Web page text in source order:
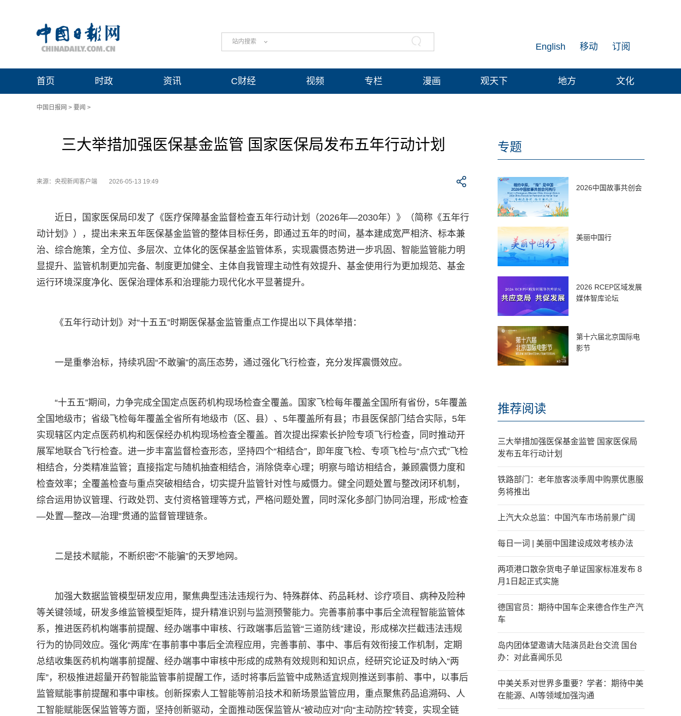
站内搜索 订阅
移动
English
首页 时政 资讯 C财经 视频 专栏 漫画 观天下 地方 文化
中国日报网 > 要闻 >
三大举措加强医保基金监管 国家医保局发布五年行动计划
来源：央视新闻客户端 2026-05-13 19:49
近日，国家医保局印发了《医疗保障基金监督检查五年行动计划（2026年—2030年）》（简称《五年行
动计划》），提出未来五年医保基金监管的整体目标任务，即通过五年的时间，基本建成宽严相济、标本兼
治、综合施策，全方位、多层次、立体化的医保基金监管体系，实现震慑态势进一步巩固、智能监管能力明
显提升、监管机制更加完备、制度更加健全、主体自我管理主动性有效提升、基金使用行为更加规范、基金
运行环境深度净化、医保治理体系和治理能力现代化水平显著提升。
《五年行动计划》对“十五五”时期医保基金监管重点工作提出以下具体举措：
一是重拳治标，持续巩固“不敢骗”的高压态势，通过强化飞行检查，充分发挥震慑效应。
“十五五”期间，力争完成全国定点医药机构现场检查全覆盖。国家飞检每年覆盖全国所有省份，5年覆盖
全国地级市；省级飞检每年覆盖全省所有地级市（区、县）、5年覆盖所有县；市县医保部门结合实际，5年
实现辖区内定点医药机构和医保经办机构现场检查全覆盖。首次提出探索长护险专项飞行检查，同时推动开
展军地联合飞行检查。进一步丰富监督检查形态，坚持四个“相结合”，即年度飞检、专项飞检与“点穴式”飞检
相结合，分类精准监管；直接指定与随机抽查相结合，消除侥幸心理；明察与暗访相结合，兼顾震慑力度和
检查效率；全覆盖检查与重点突破相结合，切实提升监管针对性与威慑力。健全问题处置与整改闭环机制，
综合运用协议管理、行政处罚、支付资格管理等方式，严格问题处置，同时深化多部门协同治理，形成“检查
—处置—整改—治理”贯通的监督管理链条。
二是技术赋能，不断织密“不能骗”的天罗地网。
加强大数据监管模型研发应用，聚焦典型违法违规行为、特殊群体、药品耗材、诊疗项目、病种及险种
等关键领域，研发多维监管模型矩阵，提升精准识别与监测预警能力。完善事前事中事后全流程智能监管体
系，推进医药机构端事前提醒、经办端事中审核、行政端事后监管“三道防线”建设，形成梯次拦截违法违规
行为的协同效应。强化“两库”在事前事中事后全流程应用，完善事前、事中、事后有效衔接工作机制，定期
总结收集医药机构端事前提醒、经办端事中审核中形成的成熟有效规则和知识点，经研究论证及时纳入“两
库”，积极推进超量开药智能监管事前提醒工作，适时将事后监管中成熟适宜规则推送到事前、事中，以事后
监管赋能事前提醒和事中审核。创新探索人工智能等前沿技术和新场景监管应用，重点聚焦药品追溯码、人
工智能赋能医保监管等方面，坚持创新驱动，全面推动医保监管从“被动应对”向“主动防控”转变，实现全链
专题
2026中国故事共创会
美丽中国行
2026 RCEP区域发展
媒体智库论坛
第十六届北京国际电
影节
推荐阅读
三大举措加强医保基金监管 国家医保局
发布五年行动计划
铁路部门：老年旅客淡季周中购票优惠服
务将推出
上汽大众总监：中国汽车市场前景广阔
每日一词 | 美丽中国建设成效考核办法
两项港口散杂货电子单证国家标准发布 8
月1日起正式实施
德国官员：期待中国车企来德合作生产汽
车
岛内团体望邀请大陆演员赴台交流 国台
办：对此喜闻乐见
中美关系对世界多重要？学者：期待中美
在能源、AI等领域加强沟通